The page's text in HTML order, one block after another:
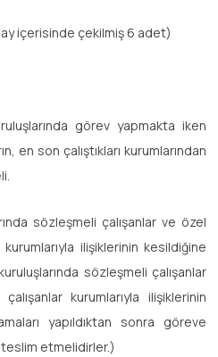
içerisinde çekilmiş 6 adet)
görev yapmakta iken
en son çalıştıkları kurumlarından
sözleşmeli çalışanlar ve özel
ilişiklerinin kesildiğine
sözleşmeli çalışanlar
kurumlarıyla ilişiklerinin
yapıldıktan sonra göreve
teslim etmelidirler.)